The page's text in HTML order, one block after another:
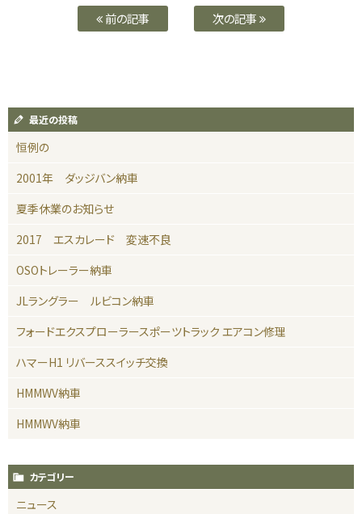
前の記事 次の記事
最近の投稿
恒例の
2001年 ダッジバン納車
夏季休業のお知らせ
2017 エスカレード 変速不良
OSOトレーラー納車
JLラングラー ルビコン納車
フォードエクスプローラースポーツトラック エアコン修理
ハマーH1 リバーススイッチ交換
HMMWV納車
HMMWV納車
カテゴリー
ニュース